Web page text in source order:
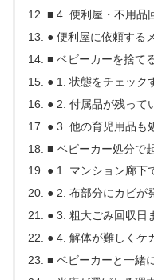
■ 4. 便利屋・不用品
● 便利屋に依頼する
■ ベビーカーを捨て
● 1. 状態をチェック
● 2. 付属品が残って
● 3. 他の育児用品も
■ ベビーカー処分で
● 1. マンション廊下
● 2. 布部分にカビが
● 3. 粗大ごみ回収日
● 4. 解体が難しくケ
■ ベビーカーと一緒